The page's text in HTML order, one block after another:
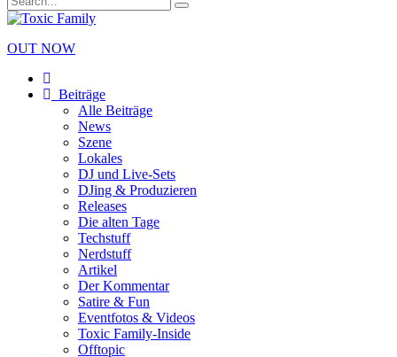
OUT NOW
Beiträge
Alle Beiträge
News
Szene
Lokales
DJ und Live-Sets
DJing & Produzieren
Releases
Die alten Tage
Techstuff
Nerdstuff
Artikel
Der Kommentar
Satire & Fun
Eventfotos & Videos
Toxic Family-Inside
Offtopic